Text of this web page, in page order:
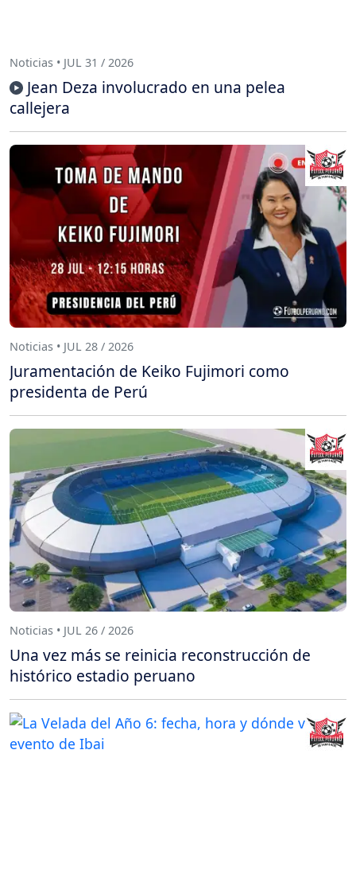
Noticias • JUL 31 / 2026
Jean Deza involucrado en una pelea
callejera
Noticias • JUL 28 / 2026
Juramentación de Keiko Fujimori como
presidenta de Perú
Noticias • JUL 26 / 2026
Una vez más se reinicia reconstrucción de
histórico estadio peruano